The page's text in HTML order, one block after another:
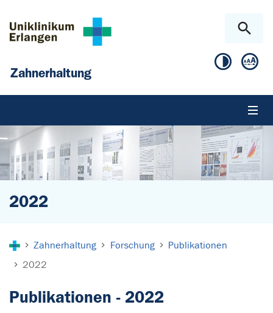
Zahnerhaltung
2022
Zahnerhaltung Forschung
Publikationen
2022
Publikationen - 2022